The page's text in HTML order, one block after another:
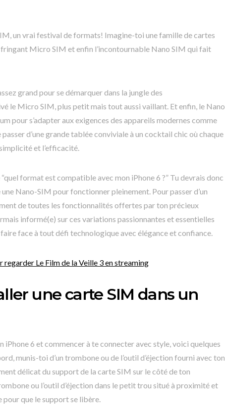
un vrai festival de formats! Imagine-toi une famille de cartes
Micro SIM et enfin l’incontournable Nano SIM qui fait
grand pour se démarquer dans la jungle des
le Micro SIM, plus petit mais tout aussi vaillant. Et enfin, le Nano
pour s’adapter aux exigences des appareils modernes comme
passer d’une grande tablée conviviale à un cocktail chic où chaque
et l’efficacité.
format est compatible avec mon iPhone 6 ?” Tu devrais donc
Nano-SIM pour fonctionner pleinement. Pour passer d’un
de toutes les fonctionnalités offertes par ton précieux
informé(e) sur ces variations passionnantes et essentielles
face à tout défi technologique avec élégance et confiance.
regarder Le Film de la Veille 3 en streaming
une carte SIM dans un
iPhone 6 et commencer à te connecter avec style, voici quelques
munis-toi d’un trombone ou de l’outil d’éjection fourni avec ton
délicat du support de la carte SIM sur le côté de ton
ou l’outil d’éjection dans le petit trou situé à proximité et
pour que le support se libère.